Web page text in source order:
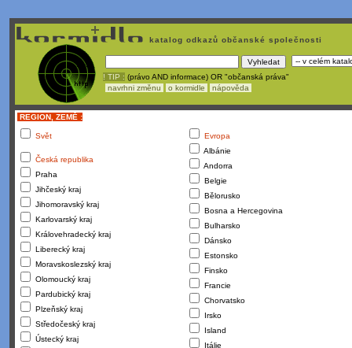
katalog odkazů občanské společnosti
! TIP : (právo AND informace) OR "občanská práva"
navrhni změnu
o kormidle nápověda
REGION, ZEMĚ :
Svět
Česká republika
Praha
Jihčeský kraj
Jihomoravský kraj
Karlovarský kraj
Královehradecký kraj
Liberecký kraj
Moravskoslezský kraj
Olomoucký kraj
Pardubický kraj
Plzeňský kraj
Středočeský kraj
Ústecký kraj
Evropa
Albánie
Andorra
Belgie
Bělorusko
Bosna a Hercegovina
Bulharsko
Dánsko
Estonsko
Finsko
Francie
Chorvatsko
Irsko
Island
Itálie